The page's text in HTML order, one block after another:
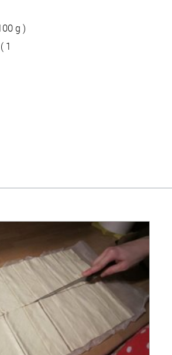
g )
1